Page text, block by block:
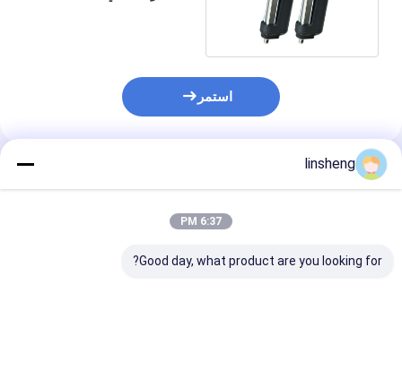
استمر
المنتجات الموصى بها
linsheng
6:37 PM
Good day, what product are you looking for?